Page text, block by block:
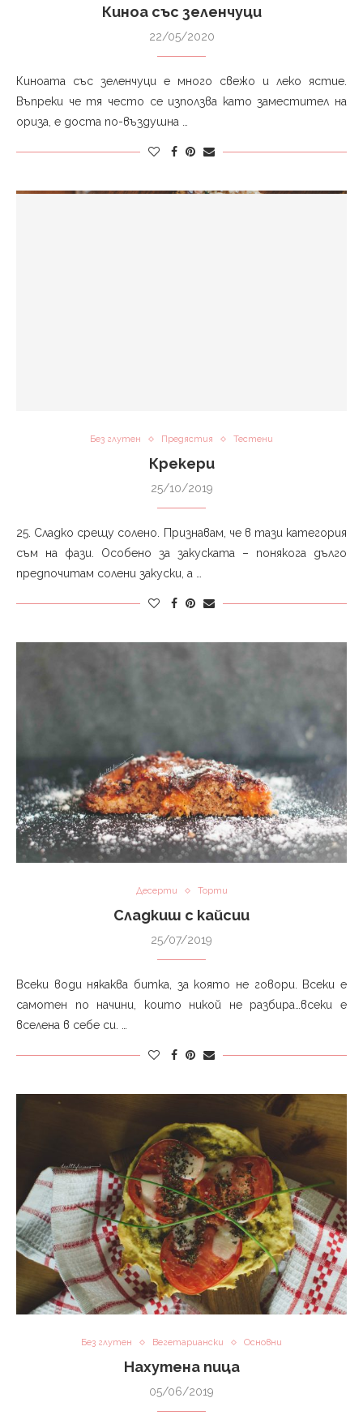
Киноа със зеленчуци
22/05/2020
Киноата със зеленчуци е много свежо и леко ястие.
Въпреки че тя често се използва като заместител на
ориза, е доста по-въздушна …
Без глутен Предястия Тестени
Крекери
25/10/2019
25. Сладко срещу солено. Признавам, че в тази категория
съм на фази. Особено за закуската – понякога дълго
предпочитам солени закуски, а …
Десерти Торти
Сладкиш с кайсии
25/07/2019
Всеки води някаква битка, за която не говори. Всеки е
самотен по начини, които никой не разбира…всеки е
вселена в себе си. …
Без глутен Вегетариански Основни
Нахутена пица
05/06/2019